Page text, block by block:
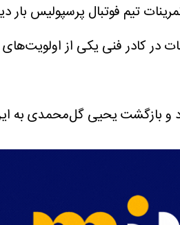
تیم فوتبال پرسپولیس
در کادر فنی یکی از
و بازگشت یحیی گل‌محمدی به